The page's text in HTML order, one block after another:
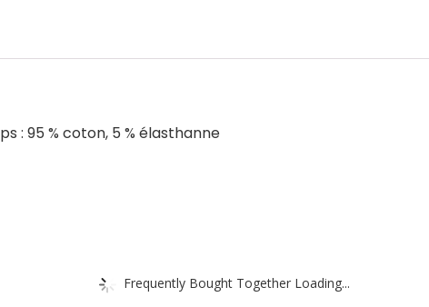
: 95 % coton, 5 % élasthanne
Frequently Bought Together Loading...